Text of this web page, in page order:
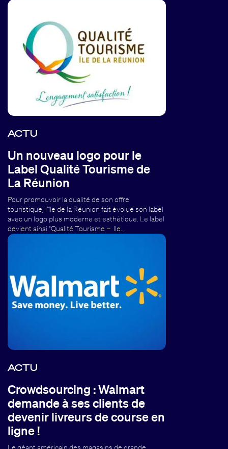
ACTU
Un nouveau logo pour le
Label Qualité Tourisme de
La Réunion
Pour promouvoir la qualité de son offre
touristique, l’île de la Réunion fait évolué son label
avec un logo plus moderne et esthétique. Le label
devient ainsi "Qualité Tourisme – Ile…
ACTU
Crowdsourcing : Walmart
demande à ses clients de
devenir livreurs de course en
ligne !